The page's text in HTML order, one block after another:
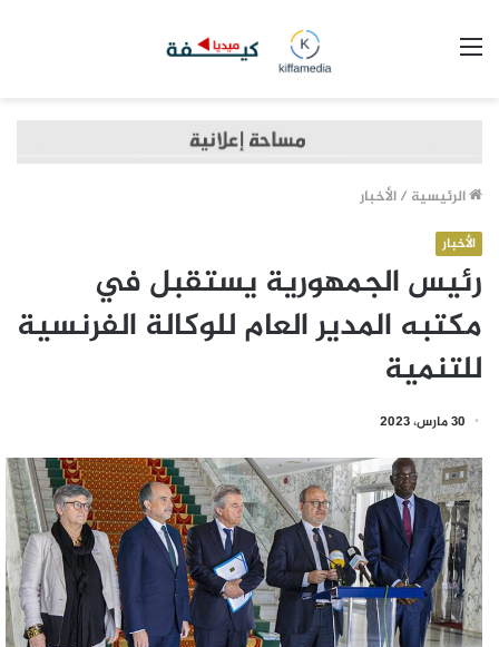
الرئيسية /الأخبار
الأخبار
رئيس الجمهورية يستقبل في
مكتبه المدير العام للوكالة الفرنسية
للتنمية
30 مارس، 2023